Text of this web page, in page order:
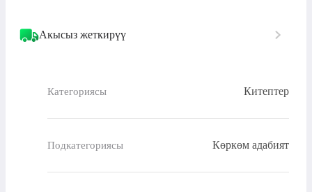
Акысыз жеткирүү
Категориясы Китептер
Подкатегориясы Көркөм адабият